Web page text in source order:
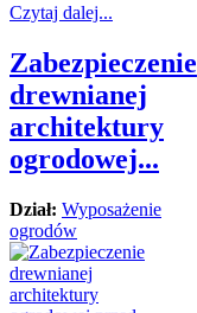
Czytaj dalej...
Zabezpieczenie
drewnianej
architektury
ogrodowej...
Dział: Wyposażenie
ogrodów